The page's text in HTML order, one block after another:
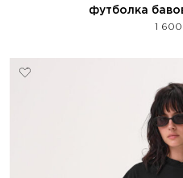
футболка
1 600